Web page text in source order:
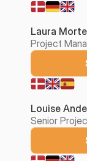
Laura
Project
Louise
Senior